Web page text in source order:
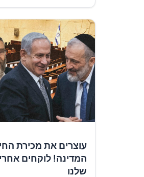
עוצרים את מכירת
המדינה! לוקחים
שלנו